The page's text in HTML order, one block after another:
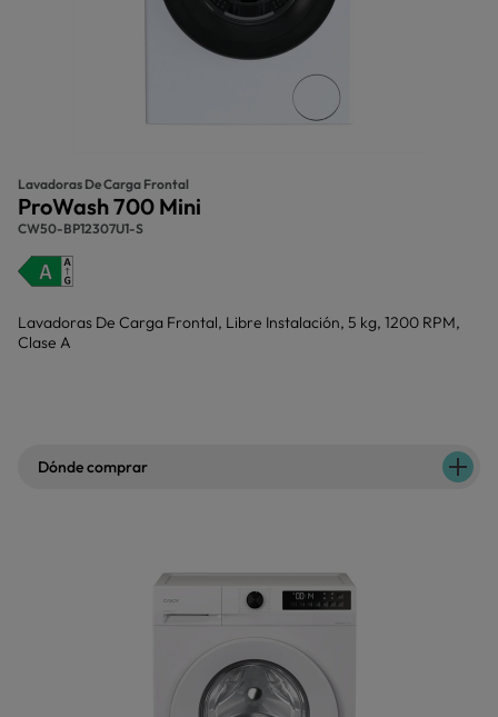
Lavadoras De Carga Frontal
ProWash 700 Mini
CW50-BP12307U1-S
Lavadoras De Carga Frontal, Libre Instalación, 5 kg, 1200 RPM,
Clase A
Dónde comprar